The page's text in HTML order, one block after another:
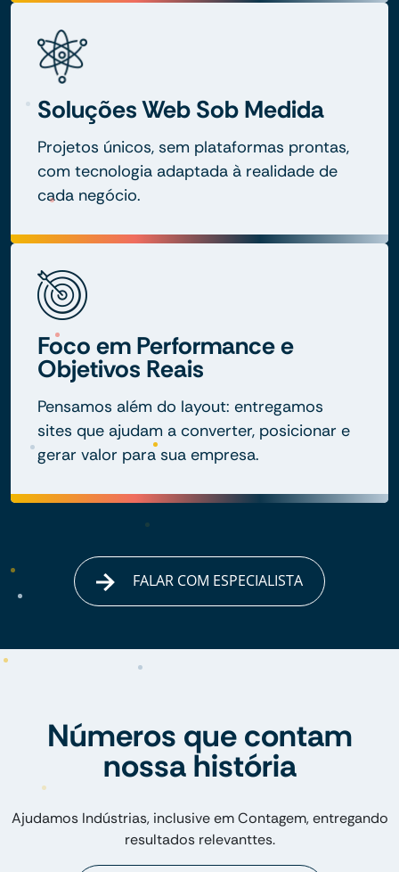
Soluções Web Sob Medida
Projetos únicos, sem plataformas prontas,
com tecnologia adaptada à realidade de
cada negócio.
Foco em Performance e
Objetivos Reais
Pensamos além do layout: entregamos
sites que ajudam a converter, posicionar e
gerar valor para sua empresa.
FALAR COM ESPECIALISTA
Números que contam
nossa história
Ajudamos Indústrias, inclusive em Contagem, entregando
resultados relevanttes.